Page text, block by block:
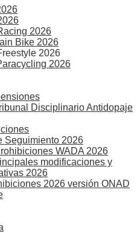
2026
Bike 2026
2026
2026
Disciplinario Antidopaje
Seguimiento 2026
WADA 2026
modificaciones y
2026
2026 versión ONAD